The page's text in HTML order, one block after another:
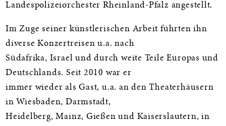
Landespolizeiorchester Rheinland-Pfalz angestellt.
Im Zuge seiner künstlerischen Arbeit führten ihn
diverse Konzertreisen u.a. nach
Südafrika, Israel und durch weite Teile Europas und
Deutschlands. Seit 2010 war er
immer wieder als Gast, u.a. an den Theaterhäusern
in Wiesbaden, Darmstadt,
Heidelberg, Mainz, Gießen und Kaiserslautern, in